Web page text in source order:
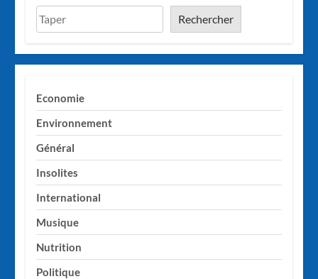
Rechercher
Economie
Environnement
Général
Insolites
International
Musique
Nutrition
Politique